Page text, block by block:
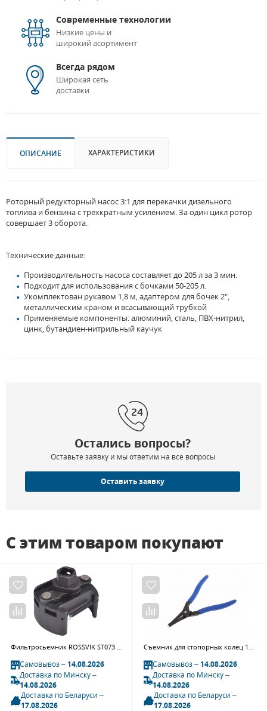
Современные технологии
Низкие цены и
широкий асортимент
Всегда рядом
Широкая сеть
доставки
ОПИСАНИЕ ХАРАКТЕРИСТИКИ
Роторный редукторный насос 3:1 для перекачки дизельного
топлива и бензина с трехкратным усилением. За один цикл ротор
совершает 3 оборота.
Технические данные:
Производительность насоса составляет до 205 л за 3 мин.
Подходит для использования с бочками 50-205 л.
Укомплектован рукавом 1,8 м, адаптером для бочек 2",
металлическим краном и всасывающий трубкой
Применяемые компоненты: алюминий, сталь, ПВХ-нитрил,
цинк, бутандиен-нитрильный каучук
Остались вопросы?
Оставьте заявку и мы ответим на все вопросы
Оставить заявку
С этим товаром покупают
Фильтросьемник ROSSVIK ST073 (1/2", 17 мм, 60-80 мм)
Самовывоз –14.08.2026
Доставка по Минску –
14.08.2026
Доставка по Беларуси –
17.08.2026
Съемник для стопорных колец 188 мм, прямые, разжатие KING TONY 66SS-07
Самовывоз –14.08.2026
Доставка по Минску –
14.08.2026
Доставка по Беларуси –
17.08.2026